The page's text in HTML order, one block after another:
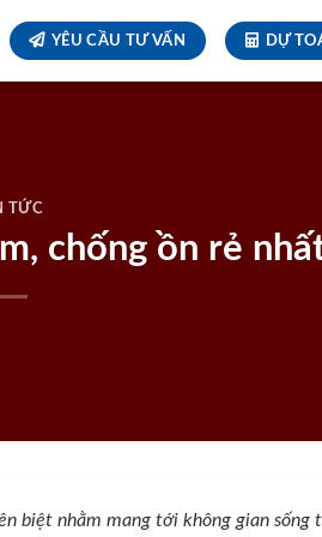
YÊU CẦU TƯ VẤN DỰ
TỨC
chống ồn rẻ
biệt nhằm mang tới không gian